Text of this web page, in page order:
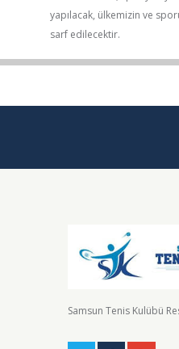
yapılacak, ülkemizin ve
sarf edilecektir.
Samsun Tenis Kulübü